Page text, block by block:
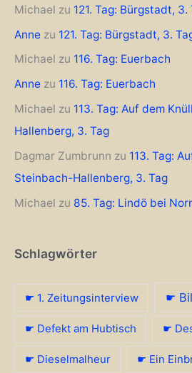
Michael zu 121. Tag: Bürgstadt, 3.
Anne zu 121. Tag: Bürgstadt, 3.
Michael zu 116. Tag: Euerbach
Anne zu 116. Tag: Euerbach
Michael zu 113. Tag: Auf dem
Hallenberg, 3. Tag
Dagmar Zumbrunn zu 113. Tag:
Steinbach-Hallenberg, 3. Tag
Michael zu 85. Tag: Lindö bei
Schlagwörter
☛ 1. Zeitungsinterview ☛
☛ Defekt am Hubtisch ☛
☛ Dieselmalheur ☛ Ein